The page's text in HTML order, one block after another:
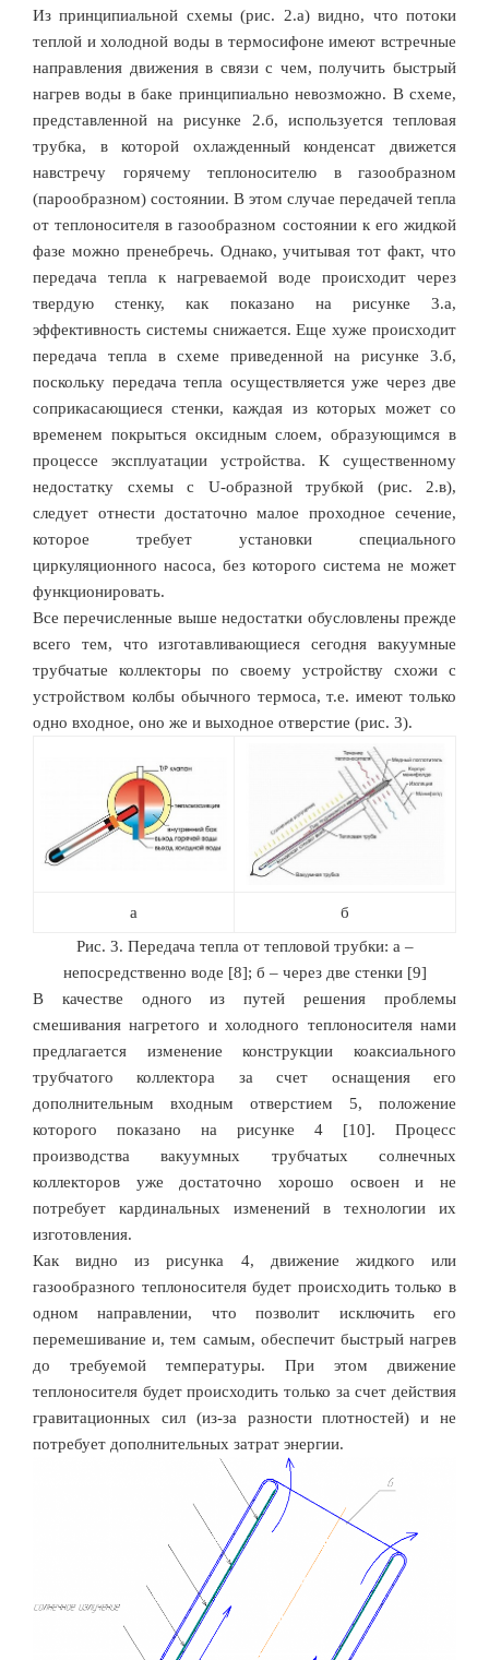
Из принципиальной схемы (рис. 2.а) видно, что потоки
теплой и холодной воды в термосифоне имеют встречные
направления движения в связи с чем, получить быстрый
нагрев воды в баке принципиально невозможно. В схеме,
представленной на рисунке 2.б, используется тепловая
трубка, в которой охлажденный конденсат движется
навстречу горячему теплоносителю в газообразном
(парообразном) состоянии. В этом случае передачей тепла
от теплоносителя в газообразном состоянии к его жидкой
фазе можно пренебречь. Однако, учитывая тот факт, что
передача тепла к нагреваемой воде происходит через
твердую стенку, как показано на рисунке 3.а,
эффективность системы снижается. Еще хуже происходит
передача тепла в схеме приведенной на рисунке 3.б,
поскольку передача тепла осуществляется уже через две
соприкасающиеся стенки, каждая из которых может со
временем покрыться оксидным слоем, образующимся в
процессе эксплуатации устройства. К существенному
недостатку схемы с U-образной трубкой (рис. 2.в),
следует отнести достаточно малое проходное сечение,
которое требует установки специального
циркуляционного насоса, без которого система не может
функционировать.
Все перечисленные выше недостатки обусловлены прежде
всего тем, что изготавливающиеся сегодня вакуумные
трубчатые коллекторы по своему устройству схожи с
устройством колбы обычного термоса, т.е. имеют только
одно входное, оно же и выходное отверстие (рис. 3).
а
б
Рис. 3. Передача тепла от тепловой трубки: а –
непосредственно воде [8]; б – через две стенки [9]
В качестве одного из путей решения проблемы
смешивания нагретого и холодного теплоносителя нами
предлагается изменение конструкции коаксиального
трубчатого коллектора за счет оснащения его
дополнительным входным отверстием 5, положение
которого показано на рисунке 4 [10]. Процесс
производства вакуумных трубчатых солнечных
коллекторов уже достаточно хорошо освоен и не
потребует кардинальных изменений в технологии их
изготовления.
Как видно из рисунка 4, движение жидкого или
газообразного теплоносителя будет происходить только в
одном направлении, что позволит исключить его
перемешивание и, тем самым, обеспечит быстрый нагрев
до требуемой температуры. При этом движение
теплоносителя будет происходить только за счет действия
гравитационных сил (из-за разности плотностей) и не
потребует дополнительных затрат энергии.